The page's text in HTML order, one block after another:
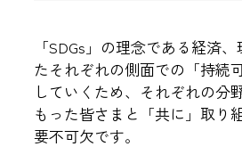
「SDGs」の理念である経済
たそれぞれの側面での「持続
していくため、それぞれの分
もった皆さまと「共に」取り
要不可欠です。